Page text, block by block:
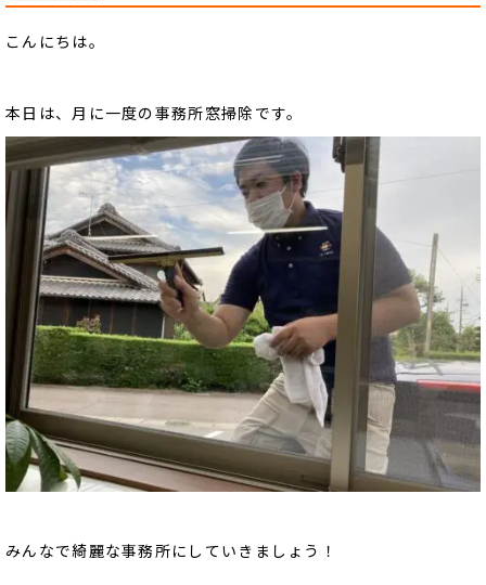
こんにちは。
本日は、月に一度の事務所窓掃除です。
みんなで綺麗な事務所にしていきましょう！